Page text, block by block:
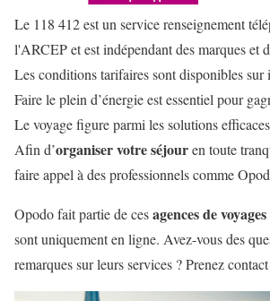
Le 118 412 est un service renseignement
l'ARCEP et est indépendant des marques et
Les conditions tarifaires sont disponibles sur
Faire le plein d’énergie est essentiel pour
Le voyage figure parmi les solutions
Afin d’organiser votre séjouren toute
faire appel à des professionnels comme
Opodo fait partie de cesagences de voyages
sont uniquement en ligne. Avez-vous des
remarques sur leurs services ? Prenez